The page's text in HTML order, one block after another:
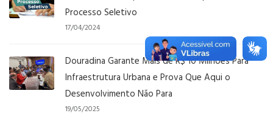
Processo Seletivo
17/04/2024
Douradina Garante Mais de R$ 10 Milhões Para
Infraestrutura Urbana e Prova Que Aqui o
Desenvolvimento Não Para
19/05/2025